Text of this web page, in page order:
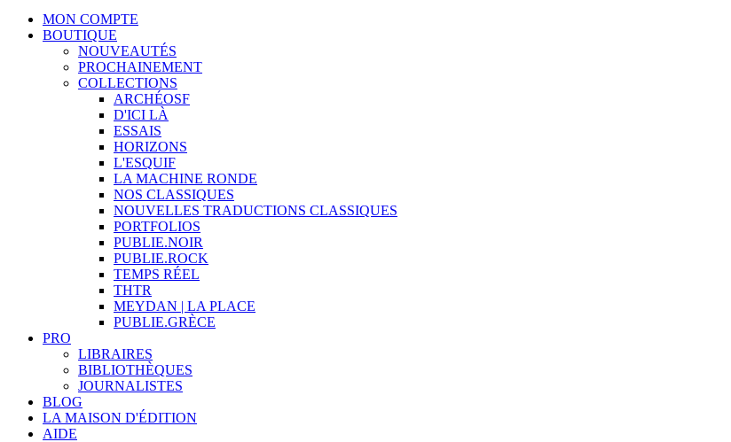
MON COMPTE
BOUTIQUE
NOUVEAUTÉS
PROCHAINEMENT
COLLECTIONS
ARCHÉOSF
D'ICI LÀ
ESSAIS
HORIZONS
L'ESQUIF
LA MACHINE RONDE
NOS CLASSIQUES
NOUVELLES TRADUCTIONS CLASSIQUES
PORTFOLIOS
PUBLIE.NOIR
PUBLIE.ROCK
TEMPS RÉEL
THTR
MEYDAN | LA PLACE
PUBLIE.GRÈCE
PRO
LIBRAIRES
BIBLIOTHÈQUES
JOURNALISTES
BLOG
LA MAISON D'ÉDITION
AIDE